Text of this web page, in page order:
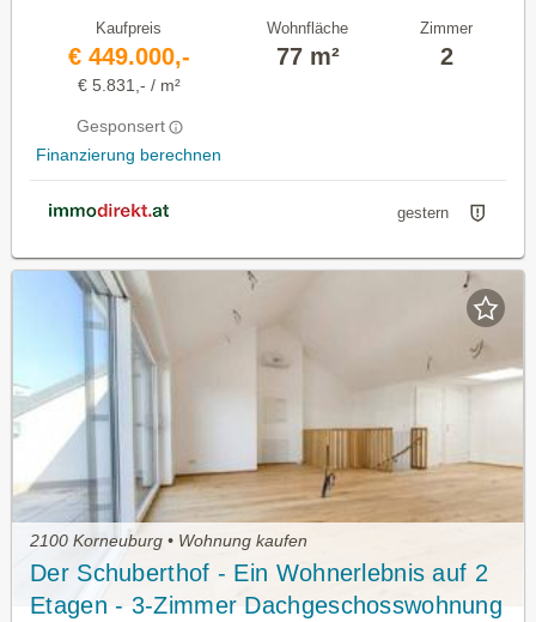
Kaufpreis
€ 449.000,-
€ 5.831,- / m²
Gesponsert
Finanzierung berechnen
Wohnfläche
77 m²
Zimmer
2
gestern
2100 Korneuburg • Wohnung kaufen
Der Schuberthof - Ein Wohnerlebnis auf 2
Etagen - 3-Zimmer Dachgeschosswohnung